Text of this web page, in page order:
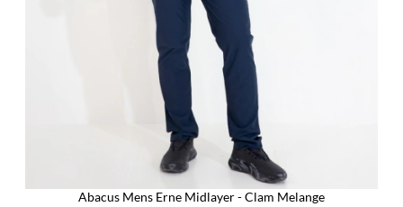
Abacus Mens Erne Midlayer - Clam Melange